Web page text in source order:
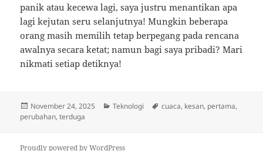
panik atau kecewa lagi, saya justru menantikan apa
lagi kejutan seru selanjutnya! Mungkin beberapa
orang masih memilih tetap berpegang pada rencana
awalnya secara ketat; namun bagi saya pribadi? Mari
nikmati setiap detiknya!
Posted
on
November 24, 2025 Categories
Teknologi Tags
cuaca, kesan, pertama,
perubahan,terduga
Proudly powered by WordPress